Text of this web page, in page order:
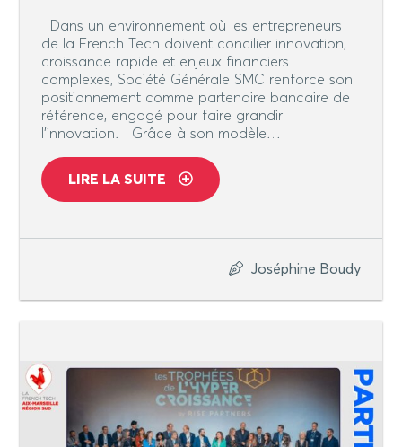
Dans un environnement où les entrepreneurs
de la French Tech doivent concilier innovation,
croissance rapide et enjeux financiers
complexes, Société Générale SMC renforce son
positionnement comme partenaire bancaire de
référence, engagé pour faire grandir
l’innovation. Grâce à son modèle…
LIRE LA SUITE
Joséphine Boudy